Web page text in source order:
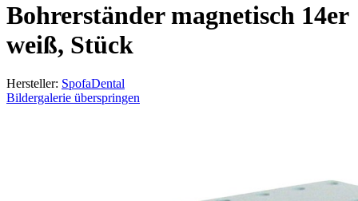
Bohrerständer magnetisch 14er
weiß, Stück
Hersteller: SpofaDental
Bildergalerie überspringen